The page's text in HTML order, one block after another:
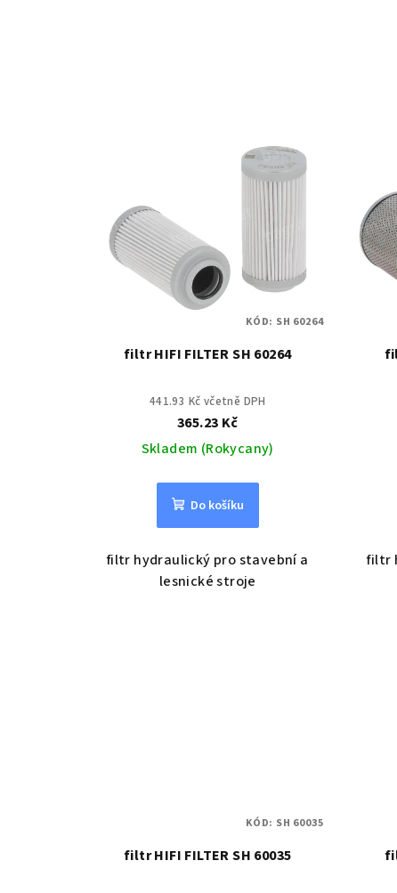
filtr HIFI FILTER SH 60264
441.93 Kč včetně DPH
365.23 Kč
Skladem (Rokycany)
Do košíku
filtr hydraulický pro stavební a
lesnické stroje
KÓD: SH 60264
filtr
filtr HIFI FILTER SH 60035
KÓD: SH 60035